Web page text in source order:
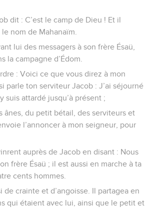
dit : C’est le camp de Dieu ! Et il
nom de Mahanaïm.
lui des messagers à son frère Ésaü,
la campagne d’Édom.
: Voici ce que vous direz à mon
parle ton serviteur Jacob : J’ai séjourné
suis attardé jusqu’à présent ;
ânes, du petit bétail, des serviteurs et
l’annoncer à mon seigneur, pour
auprès de Jacob en disant : Nous
frère Ésaü ; il est aussi en marche à ta
cents hommes.
de crainte et d’angoisse. Il partagea en
qui étaient avec lui, ainsi que le petit et